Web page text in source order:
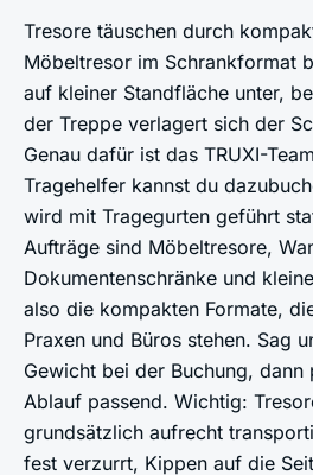
Tresore täuschen durch
Möbeltresor im Schrankformat
auf kleiner Standfläche unter,
der Treppe verlagert sich der
Genau dafür ist das TRUXI-
Tragehelfer kannst du
wird mit Tragegurten geführt
Aufträge sind Möbeltresore,
Dokumentenschränke und
also die kompakten Formate,
Praxen und Büros stehen. Sag
Gewicht bei der Buchung, dann
Ablauf passend. Wichtig:
grundsätzlich aufrecht
fest verzurrt, Kippen auf die